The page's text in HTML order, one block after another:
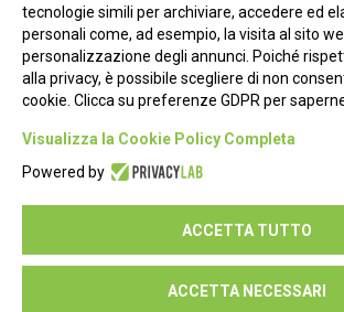
Piazza Alessandria, 24 - 00198
Privacy Policy
Seguici su:
tecnologie simili per archiviare, accedere ed
personali come, ad esempio, la visita al sito
personalizzazione degli annunci. Poiché
alla privacy, è possibile scegliere di non
cookie. Clicca su preferenze GDPR per
Visualizza la Cookie Policy Completa
Powered by
ACCETTA TUTTO
ACCETTA NECESSARI